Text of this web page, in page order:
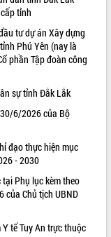
tỉnh
tư dự án Xây dựng
Phú Yên (nay là
phần Tập đoàn công
sự tỉnh Đắk Lắk
6/2026 của Bộ
đạo thực hiện mục
- 2030
Phụ lục kèm theo
của Chủ tịch UBND
tế Tuy An trực thuộc